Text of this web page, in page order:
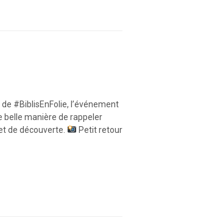
#BiblisEnFolie, l’événement
belle manière de rappeler
de découverte.
Petit retour